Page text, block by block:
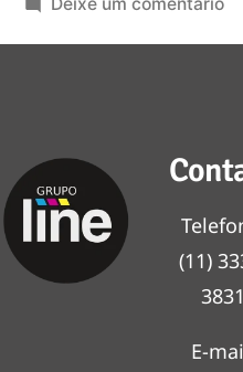
(11)
3831
E-